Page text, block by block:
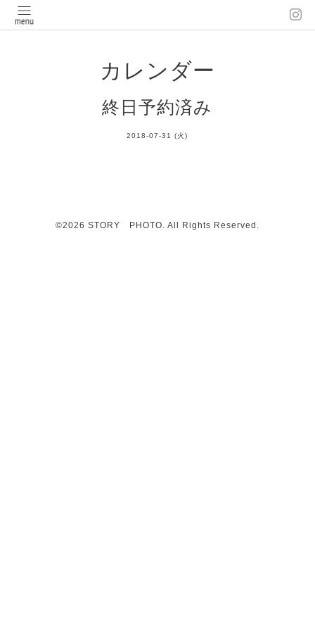
カレンダー
終日予約済み
2018-07-31 (火)
©2026 STORY PHOTO. All Rights Reserved.